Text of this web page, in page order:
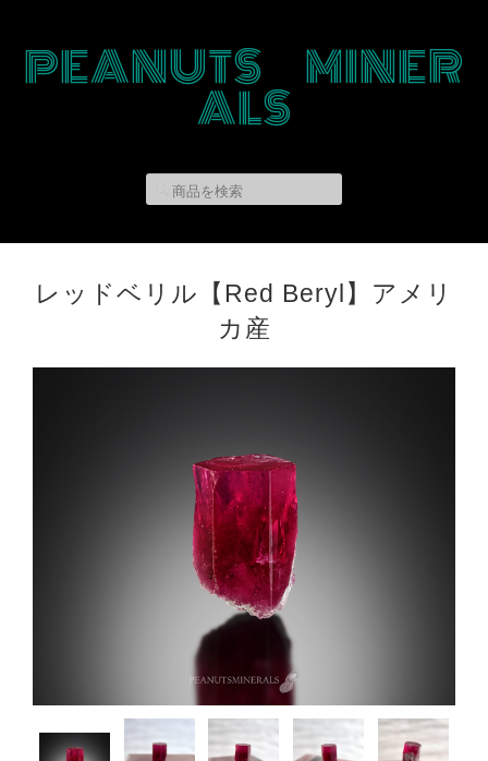
PEANUTS MINER
ALS
レッドベリル【Red Beryl】アメリ
カ産